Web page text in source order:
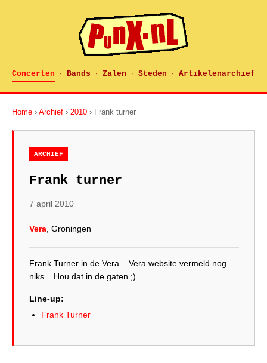
Concerten · Bands · Zalen · Steden · Artikelenarchief
Home › Archief › 2010 › Frank turner
ARCHIEF
Frank turner
7 april 2010
Vera , Groningen
Frank Turner in de Vera... Vera website vermeld nog
niks... Hou dat in de gaten ;)
Line-up:
Frank Turner